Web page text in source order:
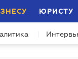
ЮРИСТУ